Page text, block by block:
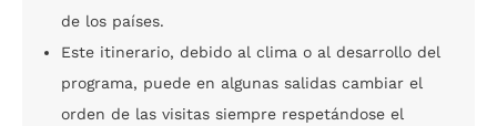
de los países.
Este itinerario, debido al clima o al desarrollo del
programa, puede en algunas salidas cambiar el
orden de las visitas siempre respetándose el